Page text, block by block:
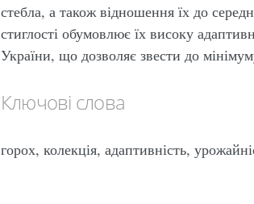
стебла, а також відношення їх до
стиглості обумовлює їх високу
України, що дозволяє звести до
Ключові слова
горох, колекція, адаптивність,